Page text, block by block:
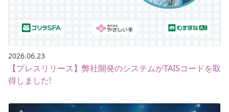
2026.06.23
【プレスリリース】弊社開発のシステムがTAISコードを取
得しました!